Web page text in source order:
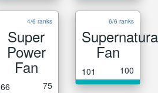
4/6 ranks
Super
Power
Fan
66 75
6/6 ranks
Fan
101 100